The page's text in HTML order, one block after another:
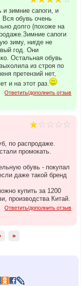
зимние сапоги, и
обувь очень
долго (похоже на
сапоги
зиму, нигде не
год. Они
Остальная обувь
из строя по
претензий нет,
и на этот раз.
Ответить/дополнить отзыв
по распродаже.
промокать.
обувь - покупал
даже такой бренд
купить за 1200
производства Китай.
Ответить/дополнить отзыв
»